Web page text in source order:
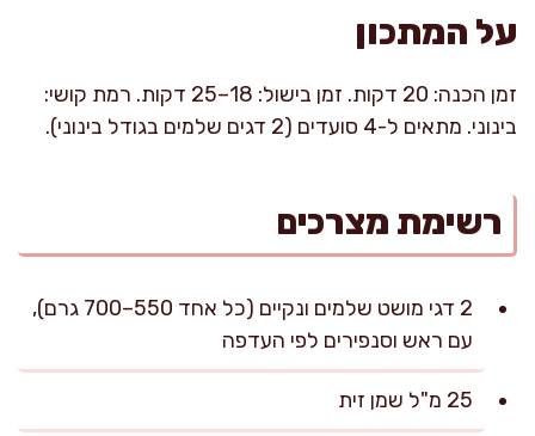
על המתכון
זמן הכנה: 20 דקות. זמן בישול: 18–25 דקות. רמת קושי:
בינוני. מתאים ל-4 סועדים (2 דגים שלמים בגודל בינוני).
רשימת מצרכים
2 דגי מושט שלמים ונקיים (כל אחד 550–700 גרם),
עם ראש וסנפירים לפי העדפה
25 מ"ל שמן זית